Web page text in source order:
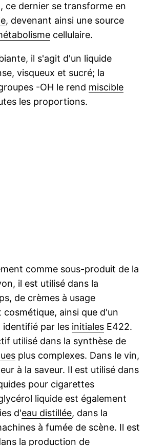
ce dernier se transforme en
, devenant ainsi une source
cellulaire.
il s'agit d'un liquide
visqueux et sucré; la
-OH le rend miscible
les proportions.
comme sous-produit de la
il est utilisé dans la
de crèmes à usage
ainsi que d'un
identifié par les initialesE422.
utilisé dans la synthèse de
plus complexes. Dans le vin,
à la saveur. Il est utilisé dans
pour cigarettes
liquide est également
d'eau distillée, dans la
à fumée de scène. Il est
la production de